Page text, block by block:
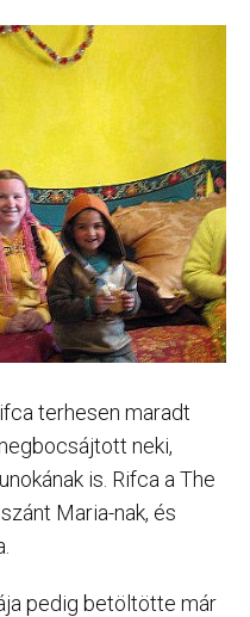
terhesen maradt
neki,
is. Rifca a The
Maria-nak, és
pedig betöltötte már